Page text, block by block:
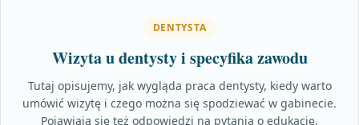
DENTYSTA
Wizyta u dentysty i specyfika zawodu
Tutaj opisujemy, jak wygląda praca dentysty, kiedy warto
umówić wizytę i czego można się spodziewać w gabinecie.
Pojawiają się też odpowiedzi na pytania o edukację,